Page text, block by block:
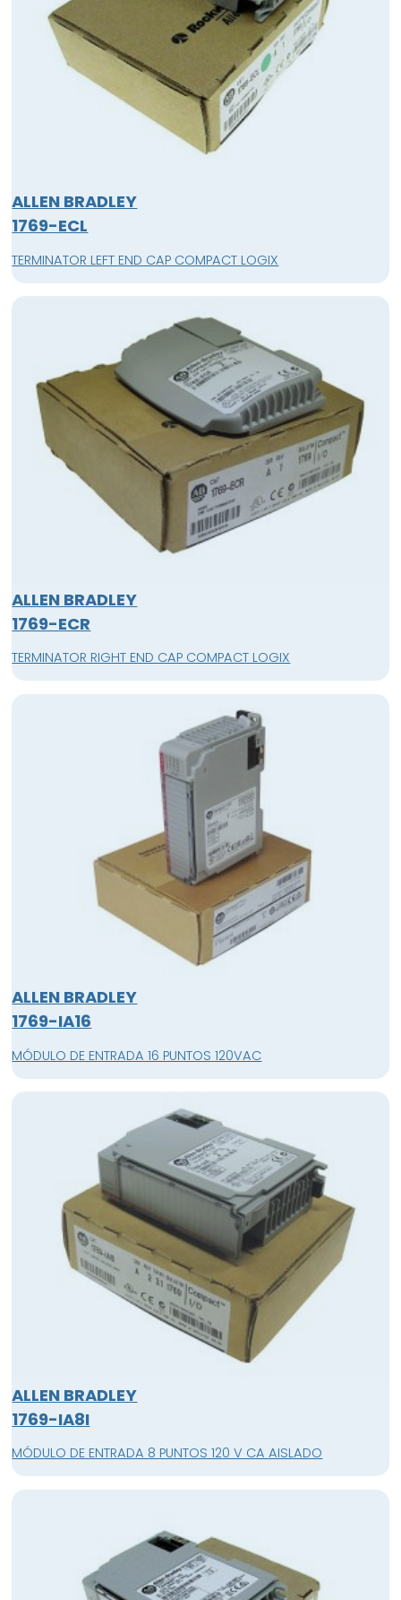
ALLEN BRADLEY
1769-ECL
TERMINATOR LEFT END CAP COMPACT LOGIX
ALLEN BRADLEY
1769-ECR
TERMINATOR RIGHT END CAP COMPACT LOGIX
ALLEN BRADLEY
1769-IA16
MÓDULO DE ENTRADA 16 PUNTOS 120VAC
ALLEN BRADLEY
1769-IA8I
MÓDULO DE ENTRADA 8 PUNTOS 120 V CA AISLADO